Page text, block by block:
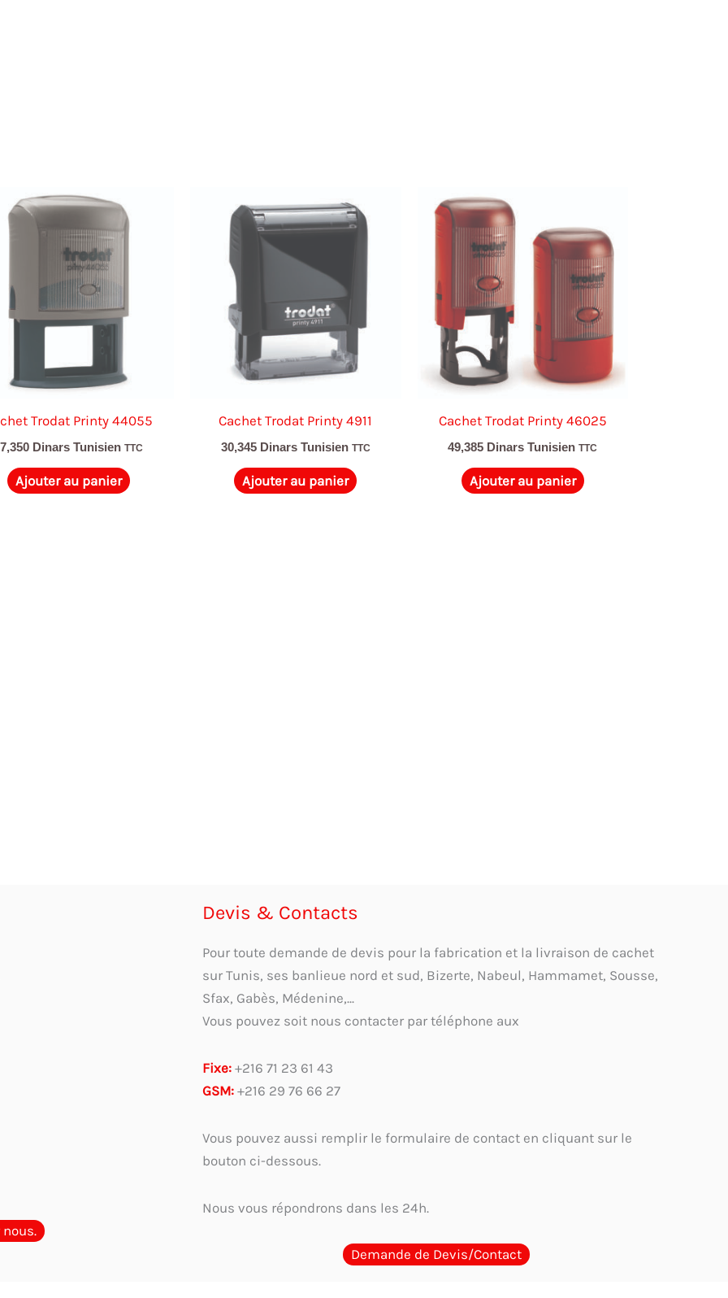
Trodat Printy 44055
Dinars Tunisien TTC
Ajouter au panier
Cachet Trodat Printy 4911
30,345 Dinars Tunisien TTC
Ajouter au panier
Cachet Trodat Printy 46025
49,385 Dinars Tunisien TTC
Ajouter au panier
nous.
Devis & Contacts
Pour toute demande de devis pour la fabrication et la livraison de cachet
sur Tunis, ses banlieue nord et sud, Bizerte, Nabeul, Hammamet, Sousse,
Sfax, Gabès, Médenine,...
Vous pouvez soit nous contacter par téléphone aux
Fixe: +216 71 23 61 43
GSM: +216 29 76 66 27
Vous pouvez aussi remplir le formulaire de contact en cliquant sur le
bouton ci-dessous.
Nous vous répondrons dans les 24h.
Demande de Devis/Contact